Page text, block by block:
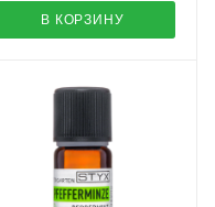
В КОРЗИНУ